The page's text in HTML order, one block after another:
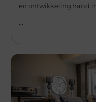
en ontwikkeling hand
...